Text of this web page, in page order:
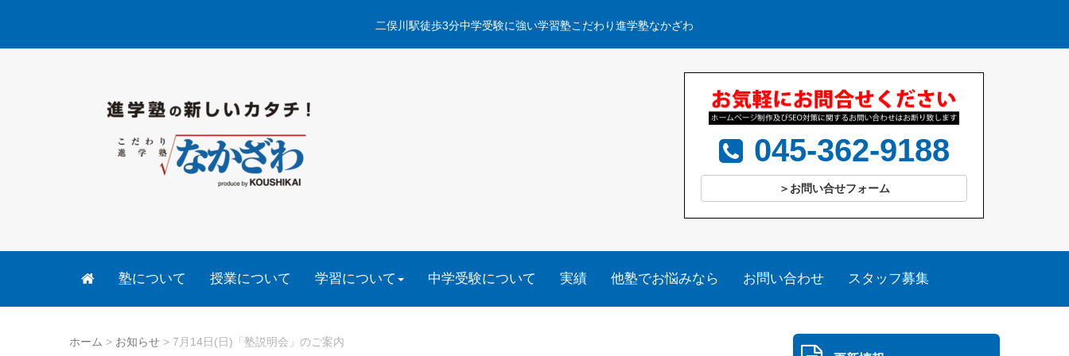
二俣川駅徒歩3分中学受験に強い学習塾こだわり進学塾なかざわ
045-362-9188
＞お問い合せフォーム
塾について 授業について 学習について 中学受験について 実績 他塾でお悩みなら お問い合わせ スタッフ募集
ホーム > お知らせ > 7月14日(日)「塾説明会」のご案内